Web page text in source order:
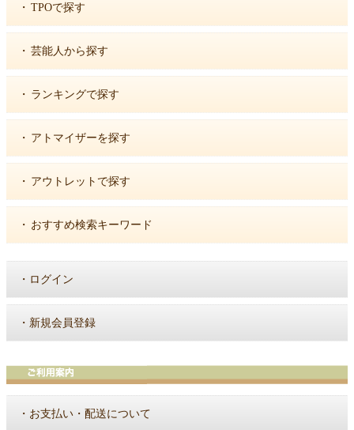
・ TPOで探す
・ 芸能人から探す
・ ランキングで探す
・ アトマイザーを探す
・ アウトレットで探す
・ おすすめ検索キーワード
・ ログイン
・ 新規会員登録
・ お支払い・配送について